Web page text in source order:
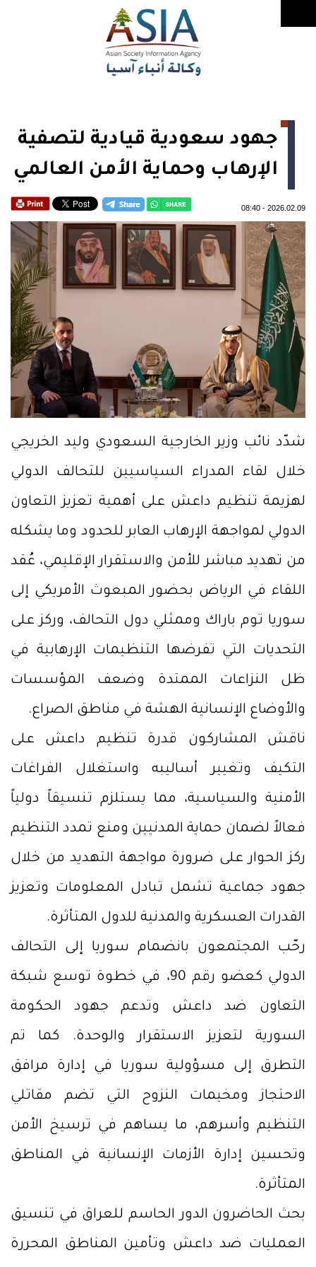
جهود سعودية قيادية لتصفية
الإرهاب وحماية الأمن العالمي
2026.02.09
-
08:40
شدّد نائب وزير الخارجية السعودي وليد الخريجي
خلال لقاء المدراء السياسيين للتحالف الدولي
لهزيمة تنظيم داعش على أهمية تعزيز التعاون
الدولي لمواجهة الإرهاب العابر للحدود وما يشكله
من تهديد مباشر للأمن والاستقرار الإقليمي، عُقد
اللقاء في الرياض بحضور المبعوث الأمريكي إلى
سوريا توم باراك وممثلي دول التحالف، وركز على
التحديات التي تفرضها التنظيمات الإرهابية في
ظل النزاعات الممتدة وضعف المؤسسات
والأوضاع الإنسانية الهشة في مناطق الصراع.
ناقش المشاركون قدرة تنظيم داعش على
التكيف وتغيير أساليبه واستغلال الفراغات
الأمنية والسياسية، مما يستلزم تنسيقاً دولياً
فعالاً لضمان حماية المدنيين ومنع تمدد التنظيم
ركز الحوار على ضرورة مواجهة التهديد من خلال
جهود جماعية تشمل تبادل المعلومات وتعزيز
القدرات العسكرية والمدنية للدول المتأثرة.
رحّب المجتمعون بانضمام سوريا إلى التحالف
الدولي كعضو رقم 90، في خطوة توسع شبكة
التعاون ضد داعش وتدعم جهود الحكومة
السورية لتعزيز الاستقرار والوحدة. كما تم
التطرق إلى مسؤولية سوريا في إدارة مرافق
الاحتجاز ومخيمات النزوح التي تضم مقاتلي
التنظيم وأسرهم، ما يساهم في ترسيخ الأمن
وتحسين إدارة الأزمات الإنسانية في المناطق
المتأثرة.
بحث الحاضرون الدور الحاسم للعراق في تنسيق
العمليات ضد داعش وتأمين المناطق المحررة